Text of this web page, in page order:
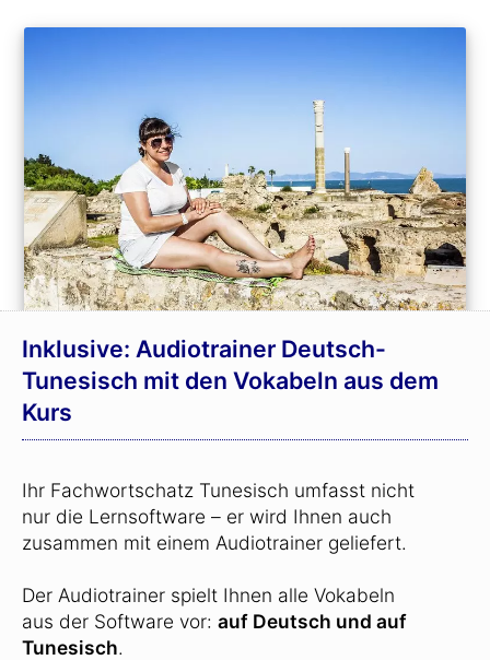
Inklusive: Audiotrainer Deutsch-
Tunesisch mit den Vokabeln aus dem
Kurs
Ihr Fachwortschatz Tunesisch umfasst nicht
nur die Lernsoftware – er wird Ihnen auch
zusammen mit einem Audiotrainer geliefert.
Der Audiotrainer spielt Ihnen alle Vokabeln
aus der Software vor: auf Deutsch und auf
Tunesisch.